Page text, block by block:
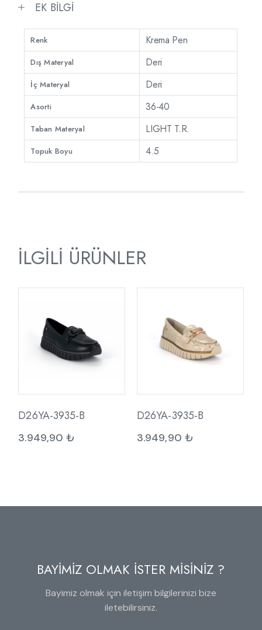
EK BILGI
Renk Krema Pen
Dış Materyal Deri
İç Materyal Deri
Asorti 36-40
Taban Materyal LIGHT T.R.
Topuk Boyu 4.5
İLGILI ÜRÜNLER
D26YA-3935-B
3.949,90₺
D26YA-3935-B
3.949,90 ₺
BAYİMİZ OLMAK İSTER MİSİNİZ ?
Bayimiz olmak için iletişim bilgilerinizi bize
iletebilirsiniz.